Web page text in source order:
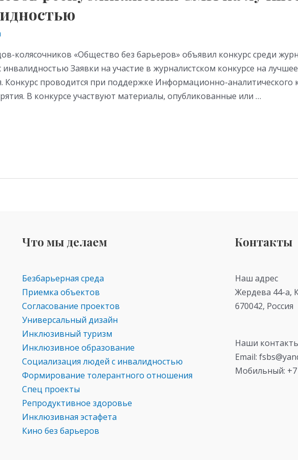
колясочников «Общество без барьеров» объявил конкурс среди
Заявки на участие в журналистском конкурсе на
Конкурс проводится при поддержке Информационно-
В конкурсе участвуют материалы, опубликованные или …
Что мы делаем
Безбарьерная среда
Приемка объектов
Согласование проектов
Универсальный дизайн
Инклюзивный туризм
Инклюзивное образование
Социализация людей с инвалидностью
Формирование толерантного отношения
Спец проекты
Репродуктивное здоровье
Инклюзивная эстафета
Кино без барьеров
Контакты
Наш адрес
Жердева 44-а,
670042, Россия
Наши
Email:
Мобильный: +7